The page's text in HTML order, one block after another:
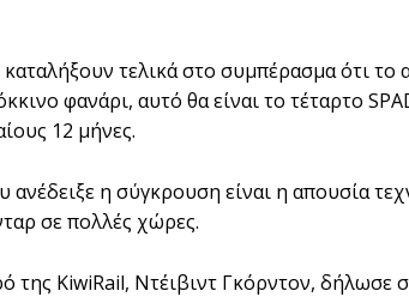
τελικά στο συμπέρασμα ότι
φανάρι, αυτό θα είναι το τέταρτο
12 μήνες.
η σύγκρουση είναι η απουσία
σε πολλές χώρες.
της KiwiRail, Ντέιβιντ Γκόρντον, δήλωσε